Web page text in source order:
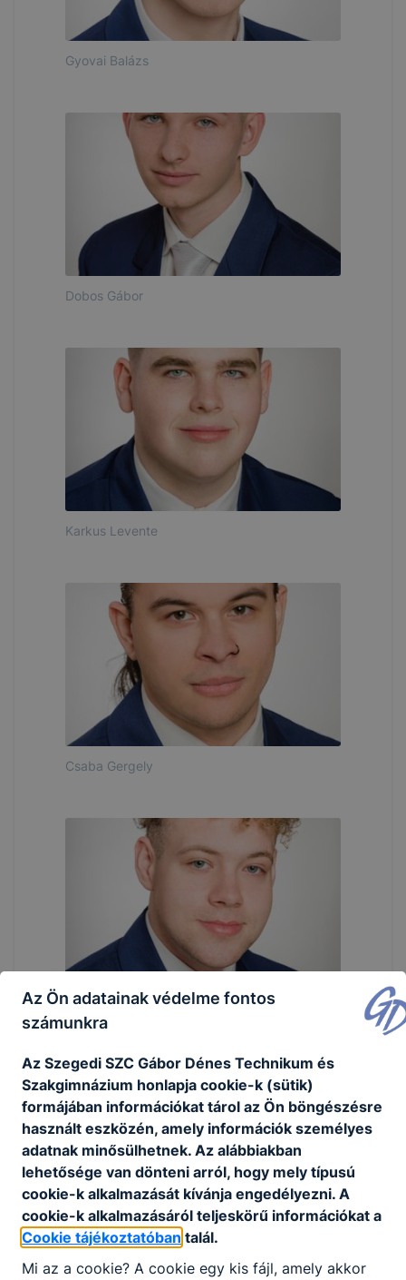
Gyovai Balázs
Dobos Gábor
Karkus Levente
Csaba Gergely
Kiss Mihály
Erdődi Bence
Az Ön adatainak védelme fontos
számunkra
Az Szegedi SZC Gábor Dénes Technikum és
Szakgimnázium honlapja cookie-k (sütik)
formájában információkat tárol az Ön böngészésre
használt eszközén, amely információk személyes
adatnak minősülhetnek. Az alábbiakban
lehetősége van dönteni arról, hogy mely típusú
cookie-k alkalmazását kívánja engedélyezni. A
cookie-k alkalmazásáról teljeskörű információkat a
Cookie tájékoztatóban talál.
Mi az a cookie? A cookie egy kis fájl, amely akkor